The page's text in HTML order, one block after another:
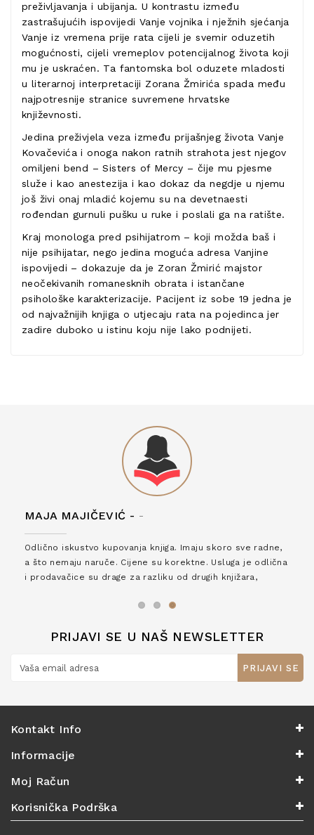
preživljavanja i ubijanja. U kontrastu između
zastrašujućih ispovijedi Vanje vojnika i nježnih sjećanja
Vanje iz vremena prije rata cijeli je svemir oduzetih
mogućnosti, cijeli vremeplov potencijalnog života koji
mu je uskraćen. Ta fantomska bol oduzete mladosti
u literarnoj interpretaciji Zorana Žmirića spada među
najpotresnije stranice suvremene hrvatske
književnosti.
Jedina preživjela veza između prijašnjeg života Vanje
Kovačevića i onoga nakon ratnih strahota jest njegov
omiljeni bend – Sisters of Mercy – čije mu pjesme
služe i kao anestezija i kao dokaz da negdje u njemu
još živi onaj mladić kojemu su na devetnaesti
rođendan gurnuli pušku u ruke i poslali ga na ratište.
Kraj monologa pred psihijatrom – koji možda baš i
nije psihijatar, nego jedina moguća adresa Vanjine
ispovijedi – dokazuje da je Zoran Žmirić majstor
neočekivanih romanesknih obrata i istančane
psihološke karakterizacije. Pacijent iz sobe 19 jedna je
od najvažnijih knjiga o utjecaju rata na pojedinca jer
zadire duboko u istinu koju nije lako podnijeti.
MAJA MAJIČEVIĆ - -
Odlično iskustvo kupovanja knjiga. Imaju skoro sve radne,
a što nemaju naruče. Cijene su korektne. Usluga je odlična
i prodavačice su drage za razliku od drugih knjižara,
PRIJAVI SE U NAŠ NEWSLETTER
PRIJAVI SE
Kontakt Info
Informacije
Moj Račun
Korisnička Podrška